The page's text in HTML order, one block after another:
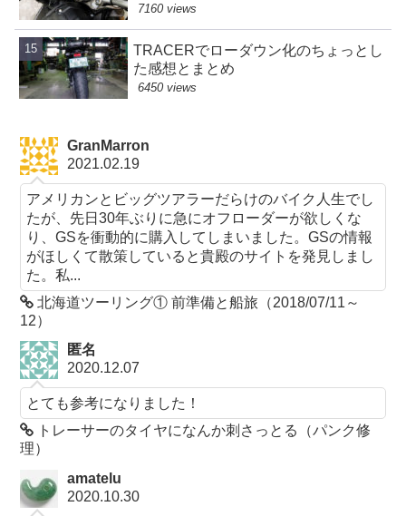
7160 views
TRACERでローダウン化のちょっとし
た感想とまとめ
6450 views
GranMarron
2021.02.19
アメリカンとビッグツアラーだらけのバイク人生でし
たが、先日30年ぶりに急にオフローダーが欲しくな
り、GSを衝動的に購入してしまいました。GSの情報
がほしくて散策していると貴殿のサイトを発見しまし
た。私...
北海道ツーリング① 前準備と船旅（2018/07/11～
12）
匿名
2020.12.07
とても参考になりました！
トレーサーのタイヤになんか刺さっとる（パンク修
理）
amatelu
2020.10.30